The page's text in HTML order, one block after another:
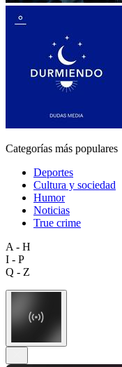
Categorías más populares
Deportes
Cultura y sociedad
Humor
Noticias
True crime
A - H
I - P
Q - Z